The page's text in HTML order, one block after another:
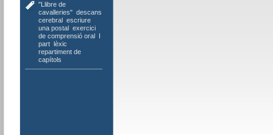
"Llibre de
cavalleries", descans
cerebral, escriure
una postal, exercici
de comprensió oral, I
part, lèxic
repartiment de
capítols